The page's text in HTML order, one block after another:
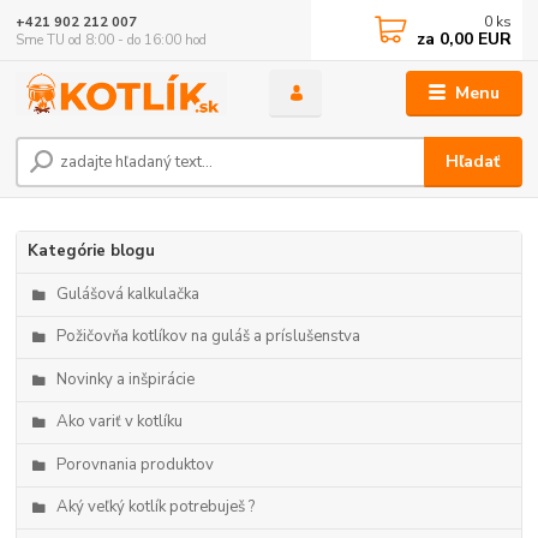
Menu
Hľadať
+421 902 212 007
Sme TU od 8:00 - do 16:00 hod
0 ks
za 0,00 EUR
Kategórie blogu
Gulášová kalkulačka
Požičovňa kotlíkov na guláš a príslušenstva
Novinky a inšpirácie
Ako variť v kotlíku
Porovnania produktov
Aký veľký kotlík potrebuješ ?